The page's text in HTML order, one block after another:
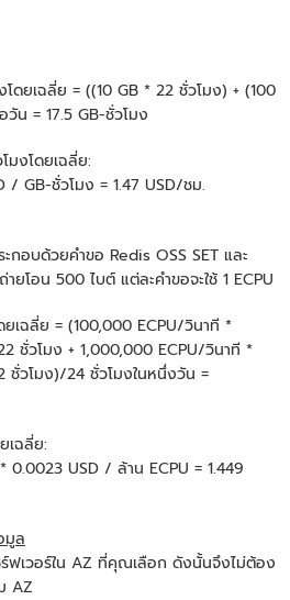
ดยเฉลี่ย = ((10 GB * 22 ชั่วโมง) + (100
น = 17.5 GB-ชั่วโมง
มงโดยเฉลี่ย:
/ GB-ชั่วโมง = 1.47 USD/ชม.
กอบด้วยคําขอ Redis OSS SET และ
ายโอน 500 ไบต์ แต่ละคําขอจะใช้ 1 ECPU
ยเฉลี่ย = (100,000 ECPU/วินาที *
ชั่วโมง + 1,000,000 ECPU/วินาที *
ชั่วโมง)/24 ชั่วโมงในหนึ่งวัน =
เฉลี่ย:
USD / ล้าน ECPU = 1.449
มูล
ฟเวอร์ใน AZ ที่คุณเลือก ดังนั้นจึงไม่ต้อง
AZ